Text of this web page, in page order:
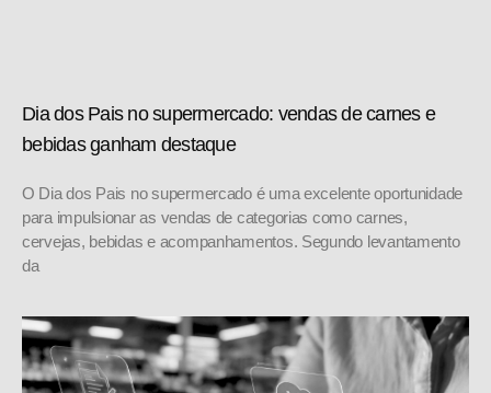
Dia dos Pais no supermercado: vendas de carnes e
bebidas ganham destaque
O Dia dos Pais no supermercado é uma excelente oportunidade
para impulsionar as vendas de categorias como carnes,
cervejas, bebidas e acompanhamentos. Segundo levantamento
da